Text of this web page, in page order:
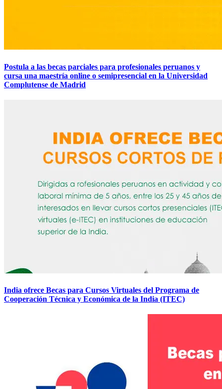
Postula a las becas parciales para profesionales peruanos y
cursa una maestría online o semipresencial en la Universidad
Complutense de Madrid
India ofrece Becas para Cursos Virtuales del Programa de
Cooperación Técnica y Económica de la India (ITEC)